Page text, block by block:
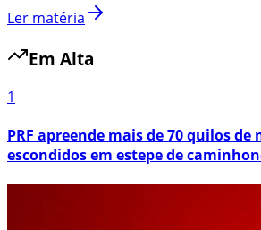
Ler matéria
Em Alta
1
PRF apreende mais de 70 quilos de
escondidos em estepe de